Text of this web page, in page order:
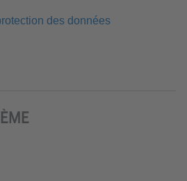
des données